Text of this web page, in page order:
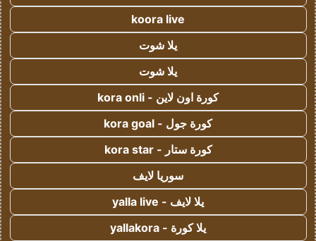
koora live
يلا شوت
يلا شوت
كورة اون لاين - kora onli
كورة جول - kora goal
كورة ستار - kora star
سوريا لايف
يلا لايف - yalla live
يلا كورة - yallakora